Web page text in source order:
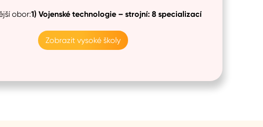
obor:1) Vojenské technologie – strojní: 8 specializací
Zobrazit vysoké školy